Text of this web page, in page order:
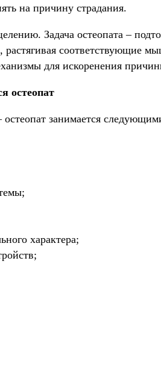
на причину страдания.
Задача остеопата –
соответствующие
для искоренения
остеопат
занимается
характера;